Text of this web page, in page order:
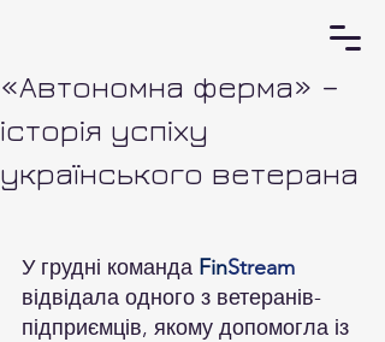
«Автономна ферма» –
історія успіху
українського ветерана
У грудні команда FinStream
відвідала одного з ветеранів-
підприємців, якому допомогла із